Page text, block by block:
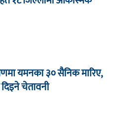
यमनका ३० सैनिक मारिए,
चेतावनी